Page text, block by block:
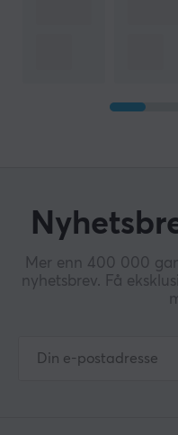
Mer enn 400 000
nyhetsbrev. Få